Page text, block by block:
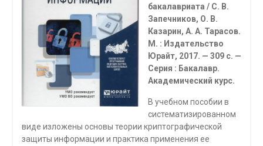
бакалавриата / С. В.
Запечников, О. В.
Казарин, А. А. Тарасов.
М. : Издательство
Юрайт, 2017. — 309 с. —
Серия : Бакалавр.
Академический курс.
В учебном пособии в
систематизированном
виде изложены основы теории криптографической
защиты информации и практика применения ее